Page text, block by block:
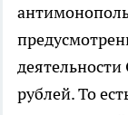
рублей. То